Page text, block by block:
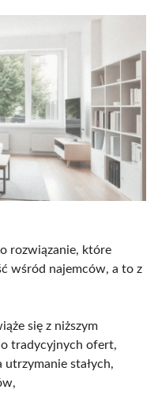
rozwiązanie, które
wśród najemców, a to z
się z niższym
tradycyjnych ofert,
stałych,